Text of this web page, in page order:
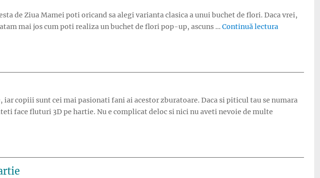
de Ziua Mamei poti oricand sa alegi varianta clasica a unui buchet de flori. Daca vrei,
mai jos cum poti realiza un buchet de flori pop-up, ascuns … Continuă lectura
copiii sunt cei mai pasionati fani ai acestor zburatoare. Daca si piticul tau se numara
face fluturi 3D pe hartie. Nu e complicat deloc si nici nu aveti nevoie de multe